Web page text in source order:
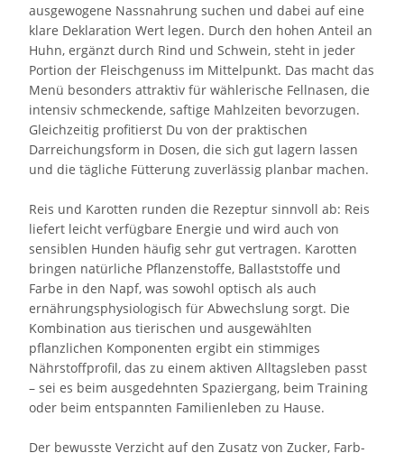
ausgewogene Nassnahrung suchen und dabei auf eine
klare Deklaration Wert legen. Durch den hohen Anteil an
Huhn, ergänzt durch Rind und Schwein, steht in jeder
Portion der Fleischgenuss im Mittelpunkt. Das macht das
Menü besonders attraktiv für wählerische Fellnasen, die
intensiv schmeckende, saftige Mahlzeiten bevorzugen.
Gleichzeitig profitierst Du von der praktischen
Darreichungsform in Dosen, die sich gut lagern lassen
und die tägliche Fütterung zuverlässig planbar machen.
Reis und Karotten runden die Rezeptur sinnvoll ab: Reis
liefert leicht verfügbare Energie und wird auch von
sensiblen Hunden häufig sehr gut vertragen. Karotten
bringen natürliche Pflanzenstoffe, Ballaststoffe und
Farbe in den Napf, was sowohl optisch als auch
ernährungsphysiologisch für Abwechslung sorgt. Die
Kombination aus tierischen und ausgewählten
pflanzlichen Komponenten ergibt ein stimmiges
Nährstoffprofil, das zu einem aktiven Alltagsleben passt
– sei es beim ausgedehnten Spaziergang, beim Training
oder beim entspannten Familienleben zu Hause.
Der bewusste Verzicht auf den Zusatz von Zucker, Farb-